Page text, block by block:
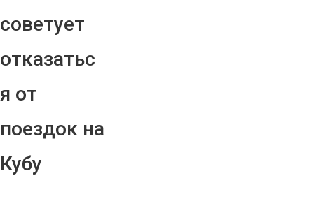
советует
отказатьс
я от
поездок на
Кубу